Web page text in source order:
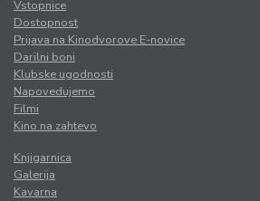
Vstopnice
Dostopnost
Prijava na Kinodvorove E-novice
Darilni boni
Klubske ugodnosti
Napovedujemo
Filmi
Kino na zahtevo
Knjigarnica
Galerija
Kavarna